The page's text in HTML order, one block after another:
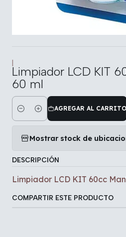
|
Limpiador LCD KIT
60 ml
Cantidad
AGREGAR AL CARRITO
Mostrar stock de
DESCRIPCIÓN
Limpiador LCD KIT 60cc
COMPARTIR ESTE PRODUCTO